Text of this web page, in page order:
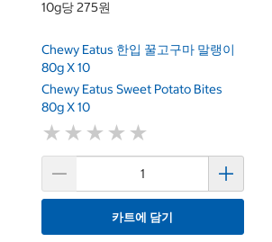
10g당 275원
Chewy Eatus 한입 꿀고구마 말랭이
80g X 10
Chewy Eatus Sweet Potato Bites
80g X 10
★ ★ ★ ★ ★
★ ★ ★ ★ ★
카트에 담기